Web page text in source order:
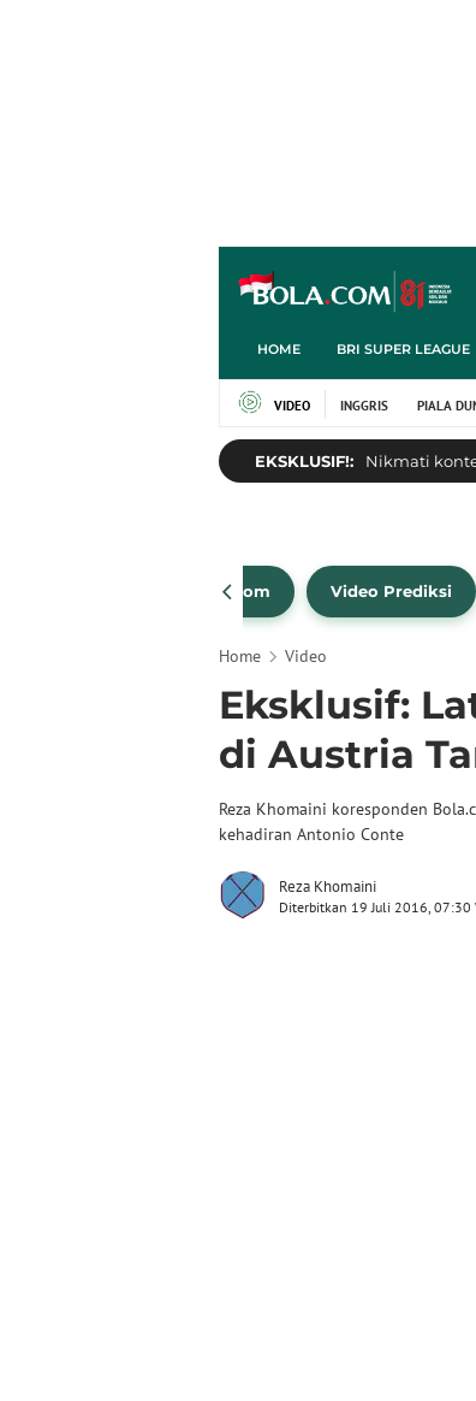
HOME BRI SUPER LEAGUE
VIDEO INGGRIS PIALA
EKSKLUSIF!: Nikmati
TikTok Bola.com Video Prediksi
Home Video
Eksklusif:
di Austria
Reza Khomaini koresponden
kehadiran Antonio Conte
Reza Khomaini
Diterbitkan 19 Juli 2016, 07:30